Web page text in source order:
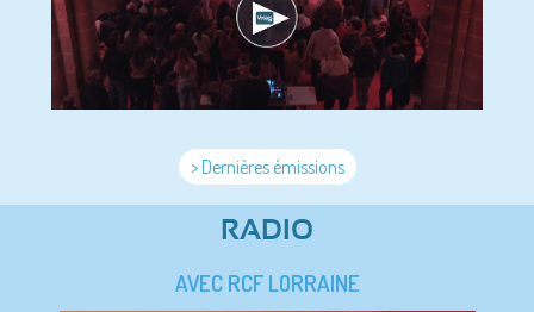
> Dernières émissions
RADIO
AVEC RCF LORRAINE